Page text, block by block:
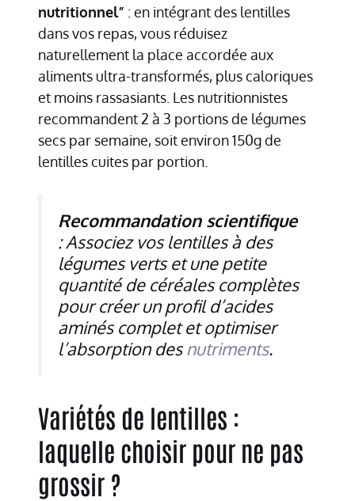
nutritionnel” : en intégrant des lentilles
dans vos repas, vous réduisez
naturellement la place accordée aux
aliments ultra-transformés, plus caloriques
et moins rassasiants. Les nutritionnistes
recommandent 2 à 3 portions de légumes
secs par semaine, soit environ 150g de
lentilles cuites par portion.
Recommandation scientifique
: Associez vos lentilles à des
légumes verts et une petite
quantité de céréales complètes
pour créer un profil d’acides
aminés complet et optimiser
l’absorption desnutriments.
Variétés de lentilles :
laquelle choisir pour ne pas
grossir ?